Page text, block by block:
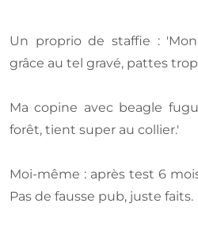
Un proprio de staffie :
grâce au tel gravé, pattes
Ma copine avec beagle
forêt, tient super au collier.'
Moi-même : après test 6
Pas de fausse pub, juste faits.